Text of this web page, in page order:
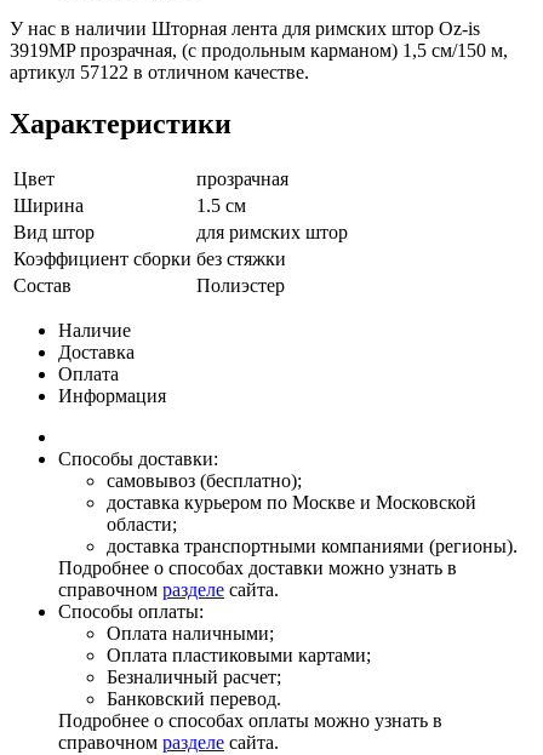
У нас в наличии Шторная лента для римских штор Oz-is
3919MP прозрачная, (с продольным карманом) 1,5 см/150 м,
артикул 57122 в отличном качестве.
Характеристики
Цвет
прозрачная
Ширина
1.5 см
Вид штор
для римских штор
Коэффициент сборки без стяжки
Состав
Полиэстер
Наличие
Доставка
Оплата
Информация
Способы доставки:
самовывоз (бесплатно);
доставка курьером по Москве и Московской
области;
доставка транспортными компаниями (регионы).
Подробнее о способах доставки можно узнать в
справочном разделе сайта.
Способы оплаты:
Оплата наличными;
Оплата пластиковыми картами;
Безналичный расчет;
Банковский перевод.
Подробнее о способах оплаты можно узнать в
справочном разделе сайта.